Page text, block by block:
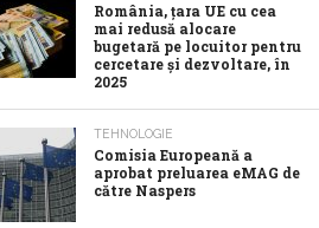
România, țara UE cu cea
mai redusă alocare
bugetară pe locuitor pentru
cercetare și dezvoltare, în
2025
TEHNOLOGIE
Comisia Europeană a
aprobat preluarea eMAG de
către Naspers